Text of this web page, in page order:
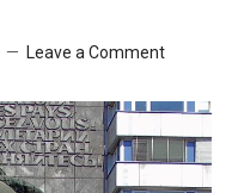
Leave a Comment